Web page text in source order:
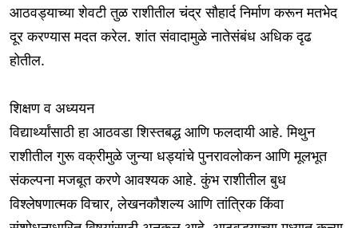
आठवड्याच्या शेवटी तुळ राशीतील चंद्र सौहार्द निर्माण करून मतभेद
दूर करण्यास मदत करेल. शांत संवादामुळे नातेसंबंध अधिक दृढ
होतील.
शिक्षण व अध्ययन
विद्यार्थ्यांसाठी हा आठवडा शिस्तबद्ध आणि फलदायी आहे. मिथुन
राशीतील गुरू वक्रीमुळे जुन्या धड्यांचे पुनरावलोकन आणि मूलभूत
संकल्पना मजबूत करणे आवश्यक आहे. कुंभ राशीतील बुध
विश्लेषणात्मक विचार, लेखनकौशल्य आणि तांत्रिक किंवा